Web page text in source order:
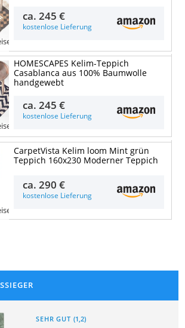
ca.245 €
kostenlose Lieferung
HOMESCAPES Kelim-Teppich
Casablanca aus 100% Baumwolle
handgewebt
ca.245 €
kostenlose Lieferung
CarpetVista Kelim loom Mint grün
Teppich 160x230 Moderner Teppich
ca.290 €
kostenlose Lieferung
SEHR GUT (1,2)